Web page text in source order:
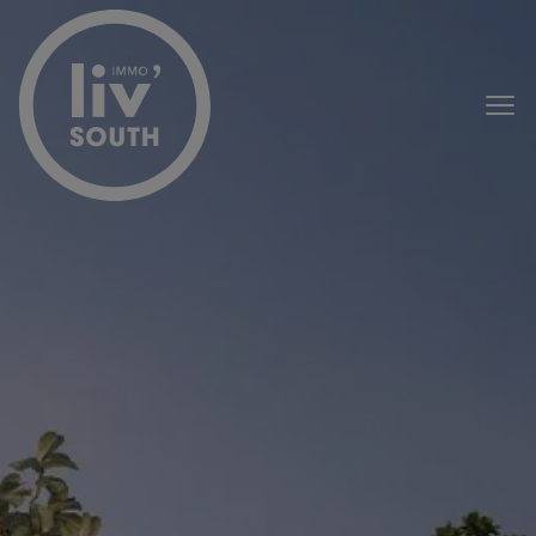
Passer le menu et aller au contenu